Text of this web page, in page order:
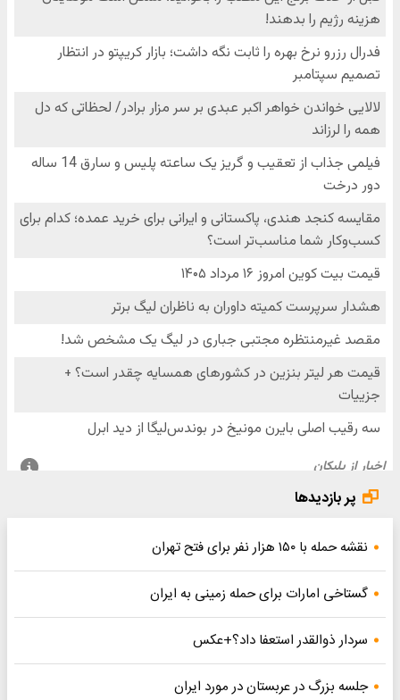
پر بازدیدها
نقشه حمله با ۱۵۰ هزار نفر برای فتح تهران
گستاخی امارات برای حمله زمینی به ایران
سردار ذوالقدر استعفا داد؟+عکس
جلسه بزرگ در عربستان در مورد ایران